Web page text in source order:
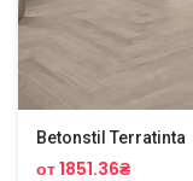
Betonstil Terratinta
от 1851.36₴